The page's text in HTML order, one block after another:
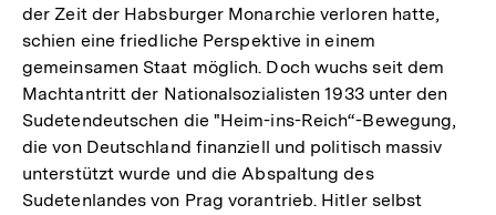
der Zeit der Habsburger Monarchie verloren hatte,
schien eine friedliche Perspektive in einem
gemeinsamen Staat möglich. Doch wuchs seit dem
Machtantritt der Nationalsozialisten 1933 unter den
Sudetendeutschen die "Heim-ins-Reich“-Bewegung,
die von Deutschland finanziell und politisch massiv
unterstützt wurde und die Abspaltung des
Sudetenlandes von Prag vorantrieb. Hitler selbst